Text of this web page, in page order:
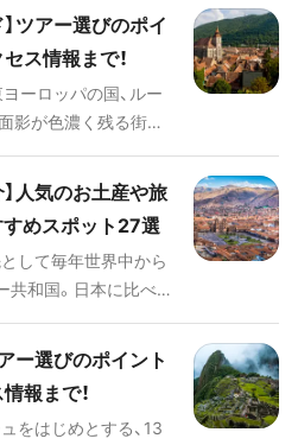
いきます。
の空間がひろがって
んな奄
や人気の観光スポッ
、ホテルなどをたっ
ツアー選びのポイ
ス情報まで！
ーロッパの国、ルー
影が色濃く残る街並
、2,000年以上の歴史
リゾートを訪れた
郷土料理を堪能した
るほかにも見どころ
このページではルー
おすすめのツアーや
利な情報や定番の観
人気のお土産や旅
すめスポット27選
して毎年世界中から
共和国。日本に比べ物
、国内各地には魅力
ます。 このページで
に囲まれた温泉をは
トから、ペルーを訪
ー選びのポイント
報まで！
をはじめとする、13